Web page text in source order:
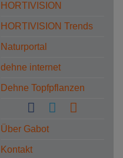
HORTIVISION
HORTIVISION Trends
Naturportal
dehne internet
Dehne Topfpflanzen
Über Gabot
Kontakt